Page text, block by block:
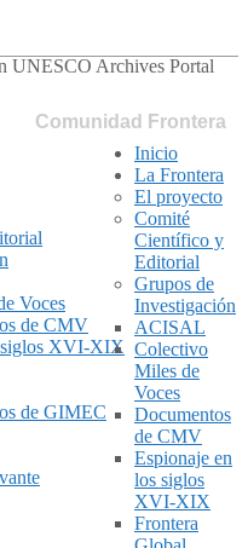
Comunidad Frontera
Voces
de CMV
siglos XVI-XIX
de GIMEC
Inicio
La Frontera
El proyecto
Comité
Científico y
Editorial
Grupos de
Investigación
ACISAL
Colectivo
Miles de
Voces
Documentos
de CMV
Espionaje en
los siglos
XVI-XIX
Frontera